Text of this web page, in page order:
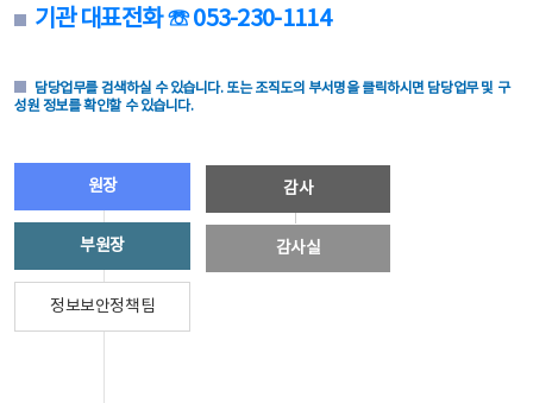
기관 대표전화 ☏ 053-230-1114
담당업무를 검색하실 수 있습니다. 또는 조직도의 부서명을 클릭하시면 담당업무 및 구
성원 정보를 확인할 수 있습니다.
원장
부원장
정보보안정책팀
감사
감사실